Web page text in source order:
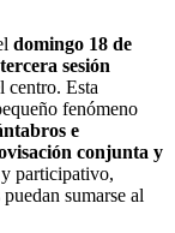
domingo 18 de
tercera sesión
centro. Esta
fenómeno
e
conjunta y
participativo,
sumarse al